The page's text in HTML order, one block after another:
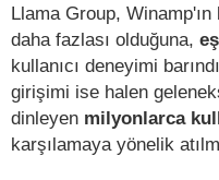
Llama Group, Winamp'ın
daha fazlası olduğuna,
kullanıcı deneyimi
girişimi ise halen
dinleyen milyonlarca
karşılamaya yönelik